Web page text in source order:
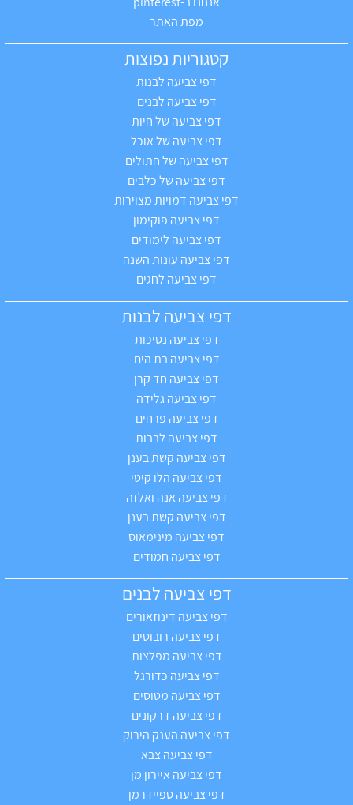
מפת האתר
קטגוריות נפוצות
דפי צביעה לבנות
דפי צביעה לבנים
דפי צביעה של חיות
דפי צביעה של אוכל
דפי צביעה של חתולים
דפי צביעה של כלבים
דפי צביעה דמויות מצוירות
דפי צביעה פוקימון
דפי צביעה לימודים
דפי צביעה עונות השנה
דפי צביעה לחגים
דפי צביעה לבנות
דפי צביעה נסיכות
דפי צביעה בת הים
דפי צביעה חד קרן
דפי צביעה גלידה
דפי צביעה פרחים
דפי צביעה לבבות
דפי צביעה קשת בענן
דפי צביעה הלו קיטי
דפי צביעה אנה ואלזה
דפי צביעה קשת בענן
דפי צביעה מינימאוס
דפי צביעה חמודים
דפי צביעה לבנים
דפי צביעה דינוזאורים
דפי צביעה רובוטים
דפי צביעה מפלצות
דפי צביעה כדורגל
דפי צביעה מטוסים
דפי צביעה דרקונים
דפי צביעה הענק הירוק
דפי צביעה צבא
דפי צביעה איירון מן
דפי צביעה ספיידרמן